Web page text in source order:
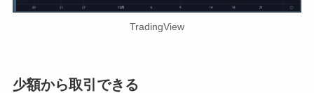
TradingView
少額から取引できる